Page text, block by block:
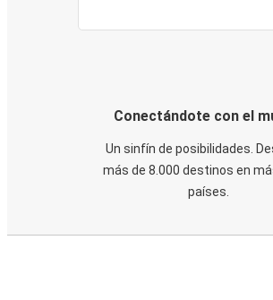
Conectándote con el
Un sinfín de posibilidades.
más de 8.000 destinos en
países.